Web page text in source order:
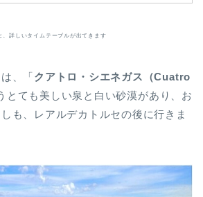
、詳しいタイムテーブルが出てきます
、「クアトロ・シエネガス（Cuatro
とても美しい泉と白い砂漠があり、お
も、レアルデカトルセの後に行きま